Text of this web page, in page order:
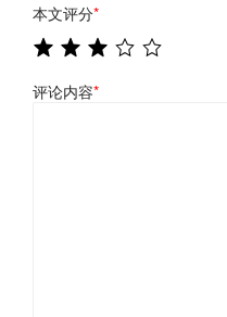
本文评分*
评论内容*